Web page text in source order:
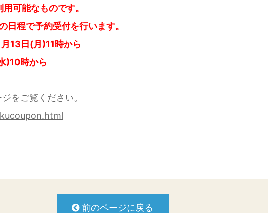
可能なものです。
日程で予約受付を行います。
13日(月)11時から
)10時から
をご覧ください。
前のページに戻る